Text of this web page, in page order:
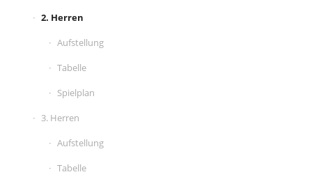
2. Herren
Aufstellung
Tabelle
Spielplan
3. Herren
Aufstellung
Tabelle